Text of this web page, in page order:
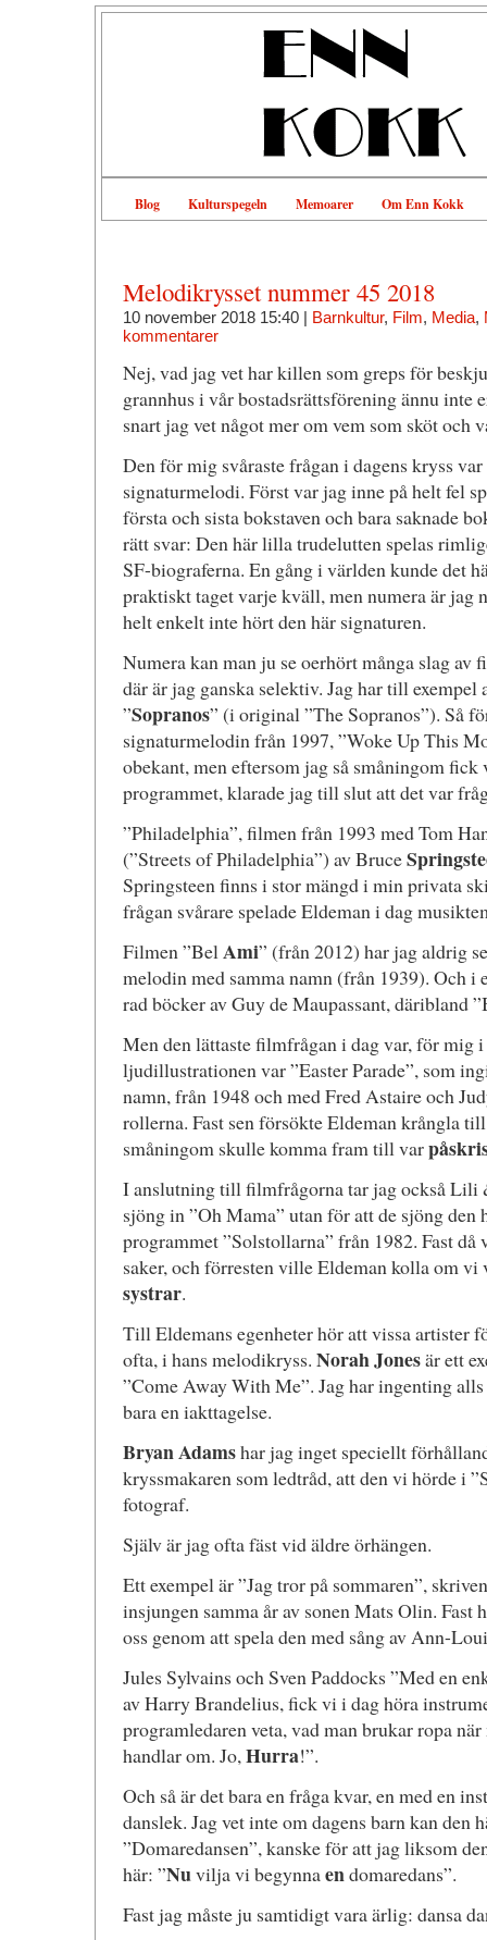
Blog Kulturspegeln Memoarer Om Enn Kokk
Melodikrysset nummer 45 2018
10 november 2018 15:40 | Barnkultur, Film, Media,
kommentarer
Nej, vad jag vet har killen som greps för
grannhus i vår bostadsrättsförening ännu inte
snart jag vet något mer om vem som sköt och
Den för mig svåraste frågan i dagens kryss var
signaturmelodi. Först var jag inne på helt fel
första och sista bokstaven och bara saknade
rätt svar: Den här lilla trudelutten spelas
SF-biograferna. En gång i världen kunde det
praktiskt taget varje kväll, men numera är jag
helt enkelt inte hört den här signaturen.
Numera kan man ju se oerhört många slag av
där är jag ganska selektiv. Jag har till exempel
”Sopranos” (i original ”The Sopranos”). Så
signaturmelodin från 1997, ”Woke Up This
obekant, men eftersom jag så småningom
programmet, klarade jag till slut att det var
”Philadelphia”, filmen från 1993 med Tom
(”Streets of Philadelphia”) av Bruce
Springsteen finns i stor mängd i min privata
frågan svårare spelade Eldeman i dag
Filmen ”BelAmi” (från 2012) har jag aldrig
melodin med samma namn (från 1939). Och i
rad böcker av Guy de Maupassant, däribland
Men den lättaste filmfrågan i dag var, för mig
ljudillustrationen var ”Easter Parade”, som
namn, från 1948 och med Fred Astaire och
rollerna. Fast sen försökte Eldeman krångla
småningom skulle komma fram till var
I anslutning till filmfrågorna tar jag också Lili
sjöng in ”Oh Mama” utan för att de sjöng den
programmet ”Solstollarna” från 1982. Fast då
saker, och förresten ville Eldeman kolla om
systrar.
Till Eldemans egenheter hör att vissa artister
ofta, i hans melodikryss. Norah Jonesär ett
”Come Away With Me”. Jag har ingenting
bara en iakttagelse.
Bryan Adamshar jag inget speciellt
kryssmakaren som ledtråd, att den vi hörde i
fotograf.
Själv är jag ofta fäst vid äldre örhängen.
Ett exempel är ”Jag tror på sommaren”,
insjungen samma år av sonen Mats Olin.
oss genom att spela den med sång av Ann-
Jules Sylvains och Sven Paddocks ”Med en
av Harry Brandelius, fick vi i dag höra
programledaren veta, vad man brukar ropa
handlar om. Jo,Hurra!”.
Och så är det bara en fråga kvar, en med en
danslek. Jag vet inte om dagens barn kan den
”Domaredansen”, kanske för att jag liksom
här: ”Nuvilja vi begynnaendomaredans”.
Fast jag måste ju samtidigt vara ärlig: dansa